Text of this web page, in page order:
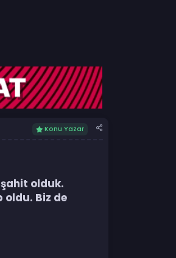
Konu Yazar
olduk.
oldu. Biz de